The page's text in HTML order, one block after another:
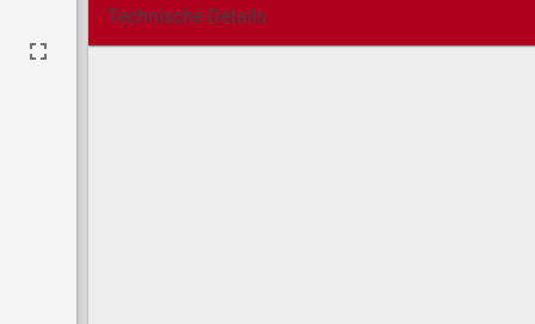
Technische Details